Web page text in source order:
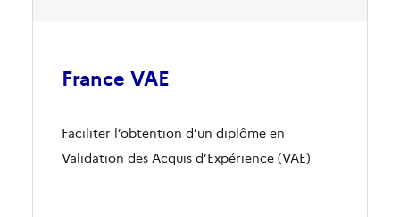
France VAE
Faciliter l’obtention d’un diplôme en
Validation des Acquis d’Expérience (VAE)